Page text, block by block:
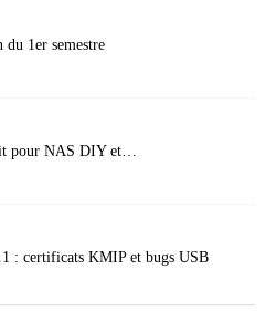
1er semestre
pour NAS DIY et…
: certificats KMIP et bugs USB